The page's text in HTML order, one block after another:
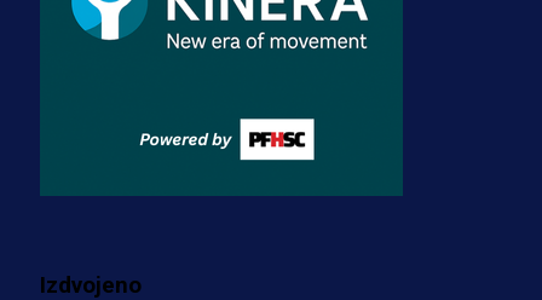
3 sedmica 3 dan
Premijer liga BiH
za pranje novca, pretresaju
prostorije FK Borac!
Izdvojeno